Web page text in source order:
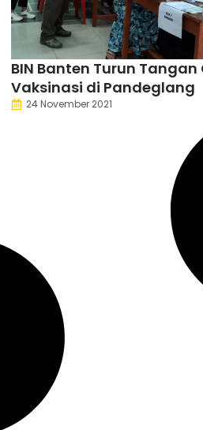
BIN Banten Turun Tangan
Vaksinasi di Pandeglang
24 November 2021